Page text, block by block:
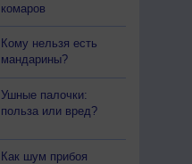
комаров
Кому нельзя есть
мандарины?
Ушные палочки:
польза или вред?
Как шум прибоя